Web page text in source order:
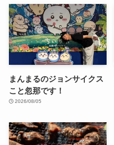
まんまるのジョンサイクス
こと忽那です！
2026/08/05